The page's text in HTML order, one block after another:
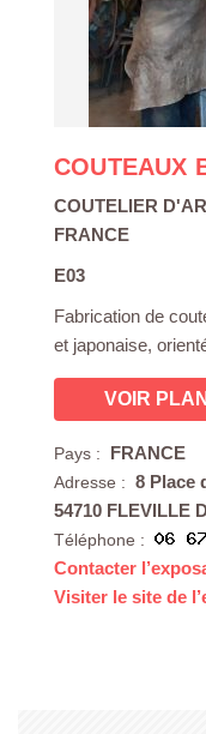
COUTEAUX
COUTELIER
FRANCE
E03
Fabrication de
et japonaise,
VOIR PLAN
Pays : FRANCE
Adresse : 8 Place
54710 FLEVILLE
Téléphone :
Contacter
Visiter le site de